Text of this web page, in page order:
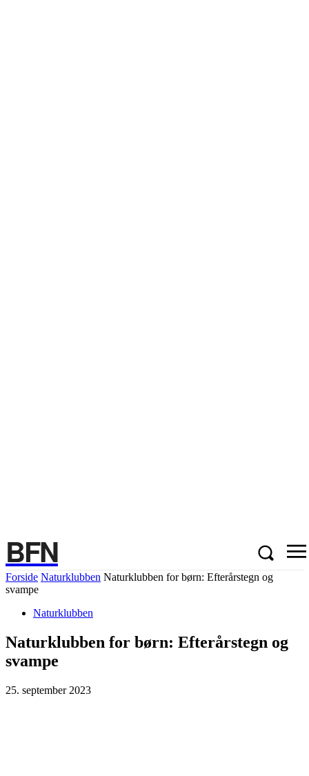
BFN
Forside Naturklubben Naturklubben for børn: Efterårstegn og
svampe
Naturklubben
Naturklubben for børn: Efterårstegn og
svampe
25. september 2023